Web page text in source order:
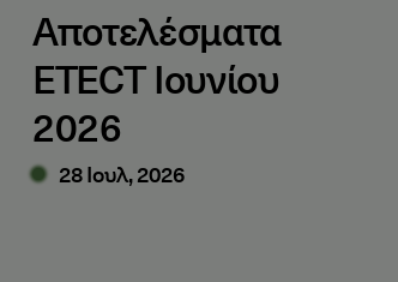
Αποτελέσματα
ETECT Ιουνίου
2026
28 Ιουλ, 2026